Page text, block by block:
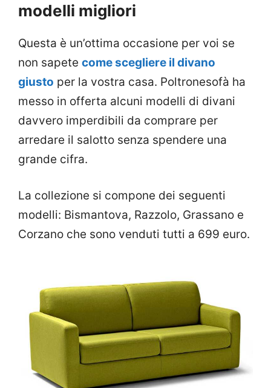
modelli migliori
Questa è un’ottima occasione per voi se
non sapete come scegliere il divano
giusto per la vostra casa. Poltronesofà ha
messo in offerta alcuni modelli di divani
davvero imperdibili da comprare per
arredare il salotto senza spendere una
grande cifra.
La collezione si compone dei seguenti
modelli: Bismantova, Razzolo, Grassano e
Corzano che sono venduti tutti a 699 euro.